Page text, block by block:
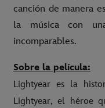
canción de manera
la música con
incomparables.
Sobre la película:
Lightyear es la
Lightyear, el héroe